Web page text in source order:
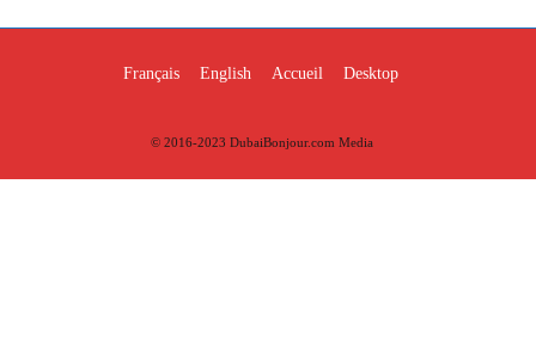
Français English Accueil Desktop
© 2016-2023 DubaiBonjour.com Media